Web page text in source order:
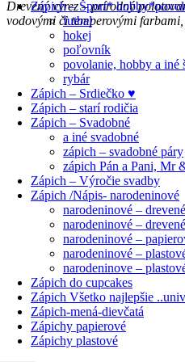
Zápich – Šport*
futbal
hokej
poľovník
povolanie, hobby a iné
rybár
Zápich – Srdiečko ♥
Zápich – starí rodičia
Zápich – Svadobné
a iné svadobné
zápich – svadobné páry
zápich Pán a Pani, Mr
Zápich – Výročie svadby
Zápich /Nápis- narodeninové
narodeninové –
narodeninové –
narodeninové –
narodeninové –
narodeninove –
Zápich do cupcakes
Zápich Všetko najlepšie
Zápich-mená-dievčatá
Zápichy papierové
Zápichy plastové
Drevený výrez – prírodný
vodovými či temperovými